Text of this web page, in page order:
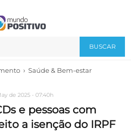
BUSCAR
› Saúde & Bem-estar
de 2025 - 07:40h
e pessoas com
a isenção do IRPF